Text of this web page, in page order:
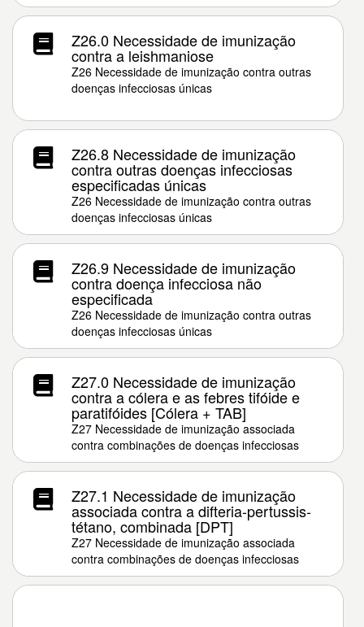
Z26.0 Necessidade de imunização
contra a leishmaniose
Z26 Necessidade de imunização contra outras
doenças infecciosas únicas
Z26.8 Necessidade de imunização
contra outras doenças infecciosas
especificadas únicas
Z26 Necessidade de imunização contra outras
doenças infecciosas únicas
Z26.9 Necessidade de imunização
contra doença infecciosa não
especificada
Z26 Necessidade de imunização contra outras
doenças infecciosas únicas
Z27.0 Necessidade de imunização
contra a cólera e as febres tifóide e
paratifóides [Cólera + TAB]
Z27 Necessidade de imunização associada
contra combinações de doenças infecciosas
Z27.1 Necessidade de imunização
associada contra a difteria-pertussis-
tétano, combinada [DPT]
Z27 Necessidade de imunização associada
contra combinações de doenças infecciosas